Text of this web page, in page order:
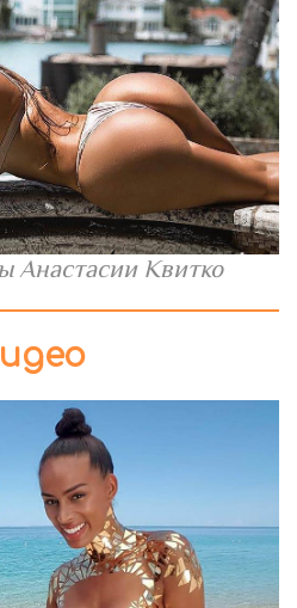
Анастасии Квитко